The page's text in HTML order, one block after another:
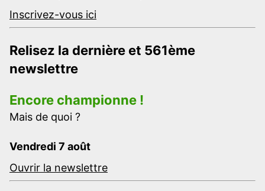
Inscrivez-vous ici
Relisez la dernière et 561ème
newslettre
Encore championne !
Mais de quoi ?
Vendredi 7 août
Ouvrir la newslettre